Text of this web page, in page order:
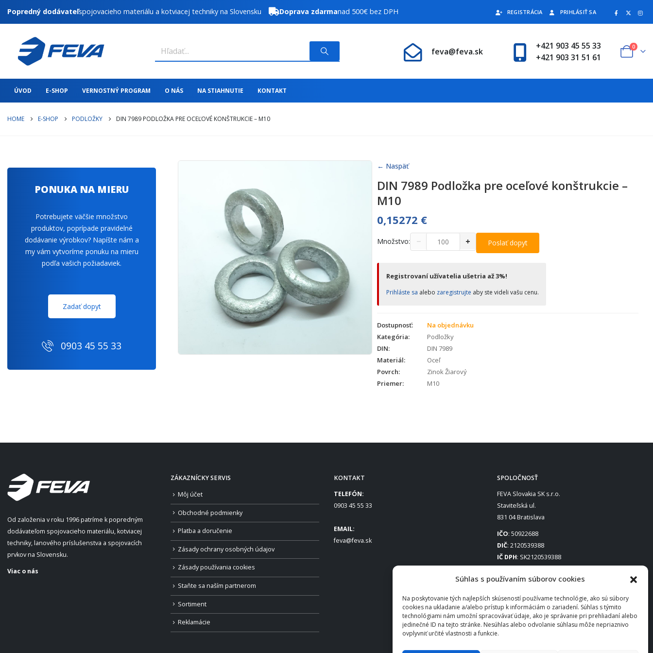
Súhlas s používaním súborov cookies
Na poskytovanie tých najlepších skúseností používame technológie, ako sú súbory
cookies na ukladanie a/alebo prístup k informáciám o zariadení. Súhlas s týmito
technológiami nám umožní spracovávať údaje, ako je správanie pri prehliadaní alebo
jedinečné ID na tejto stránke. Nesúhlas alebo odvolanie súhlasu môže nepriaznivo
ovplyvniť určité vlastnosti a funkcie.
Popredný dodávateľspojovacieho materiálu a kotviacej techniky na Slovensku Doprava zdarmanad 500€ bez DPH REGISTRÁCIA PRIHLÁSIŤ SA
feva@feva.sk
+421 903 45 55 33
+421 903 31 51 61
0
ÚVOD E-SHOP VERNOSTNÝ PROGRAM O NÁS NA STIAHNUTIE KONTAKT
HOME E-SHOP PODLOŽKY DIN 7989 PODLOŽKA PRE OCEĽOVÉ KONŠTRUKCIE – M10
← Naspäť
DIN 7989 Podložka pre oceľové konštrukcie –
M10
0,15272 €
Množstvo: − + Poslať dopyt
Registrovaní užívatelia ušetria až 3%!
Prihláste sa alebo zaregistrujte aby ste videli vašu cenu.
Dostupnosť:
Na objednávku
Kategória:
Podložky
DIN:
DIN 7989
Materiál:
Oceľ
Povrch:
Zinok Žiarový
Priemer:
M10
PONUKA NA MIERU
Potrebujete väčšie množstvo
produktov, poprípade pravidelné
dodávanie výrobkov? Napíšte nám a
my vám vytvoríme ponuku na mieru
podľa vašich požiadaviek.
Zadať dopyt
0903 45 55 33
Od založenia v roku 1996 patríme k popredným
dodávateľom spojovacieho materiálu, kotviacej
techniky, lanového príslušenstva a spojovacích
prvkov na Slovensku.
Viac o nás
ZÁKAZNÍCKY SERVIS
Môj účet
Obchodné podmienky
Platba a doručenie
Zásady ochrany osobných údajov
Zásady používania cookies
Staňte sa naším partnerom
Sortiment
Reklamácie
KONTAKT
TELEFÓN:
0903 45 55 33
EMAIL:
feva@feva.sk
SPOLOČNOSŤ
FEVA Slovakia SK s.r.o.
Staviteľská ul.
831 04 Bratislava
IČO: 50922688
DIČ: 2120539388
IČ DPH: SK2120539388